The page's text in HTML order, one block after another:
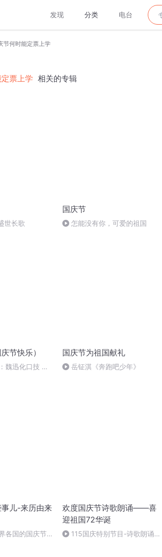
发现 分类 电台
节何时能定票上学
票上学 相关的专辑
世长歌
国庆节
怎能没有你，可爱的祖国
节快乐）
魏迅化口技 二
国庆节为祖国献礼
岳钲淇《奔跑吧少年》
儿-来历由来
各国的国庆节-
欢度国庆节诗歌朗诵——喜
迎祖国72华诞
115国庆特别节目-诗歌朗诵-